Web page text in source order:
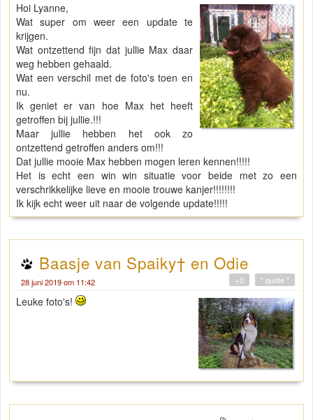
Hoi Lyanne,
Wat super om weer een update te
krijgen.
Wat ontzettend fijn dat jullie Max daar
weg hebben gehaald.
Wat een verschil met de foto's toen en
nu.
Ik geniet er van hoe Max het heeft
getroffen bij jullie.!!!
Maar jullie hebben het ook zo
ontzettend getroffen anders om!!!
Dat jullie mooie Max hebben mogen leren kennen!!!!!
Het is echt een win win situatie voor beide met zo een
verschrikkelijke lieve en mooie trouwe kanjer!!!!!!!!
Ik kijk echt weer uit naar de volgende update!!!!!
Baasje van Spaiky† en Odie
28 juni 2019 om 11:42 " quote "
+0
Leuke foto's!